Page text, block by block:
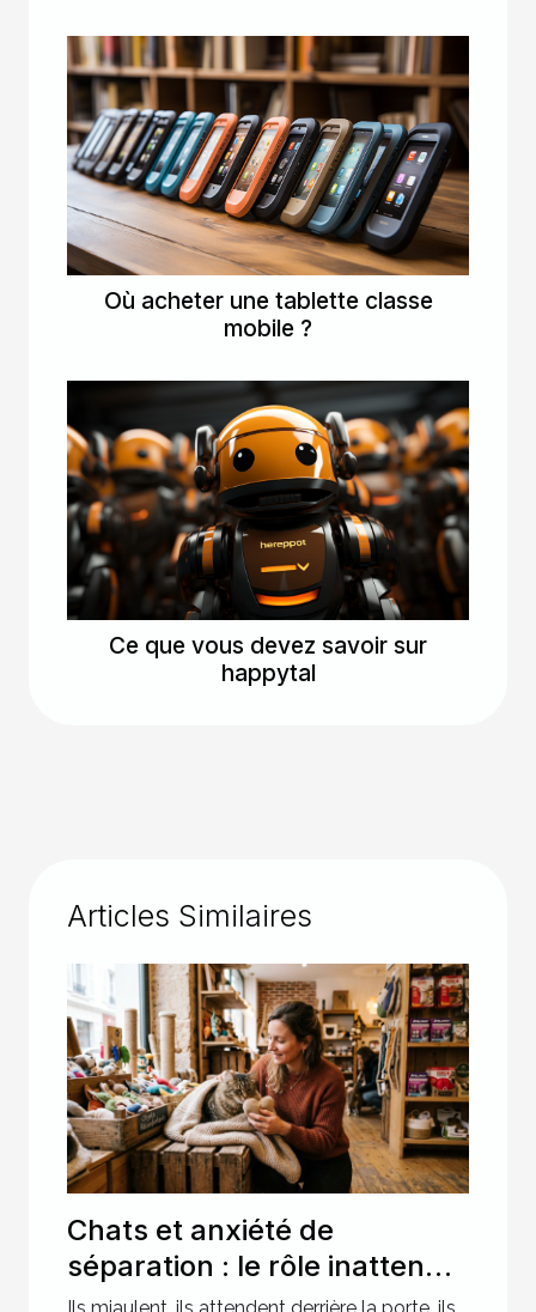
Où acheter une tablette classe
mobile ?
Ce que vous devez savoir sur
happytal
Articles Similaires
Chats et anxiété de
séparation : le rôle inattendu
des objets rassurants en